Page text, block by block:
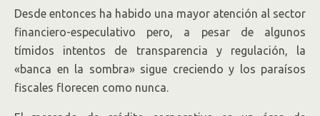
Desde entonces ha habido una mayor atención al sector
financiero-especulativo pero, a pesar de algunos
tímidos intentos de transparencia y regulación, la
«banca en la sombra» sigue creciendo y los paraísos
fiscales florecen como nunca.